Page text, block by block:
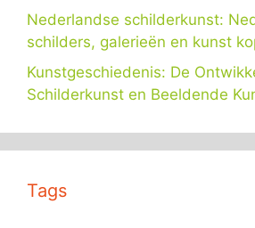
Nederlandse schilderkunst:
schilders, galerieën en kunst
Kunstgeschiedenis: De
Schilderkunst en Beeldende
Tags